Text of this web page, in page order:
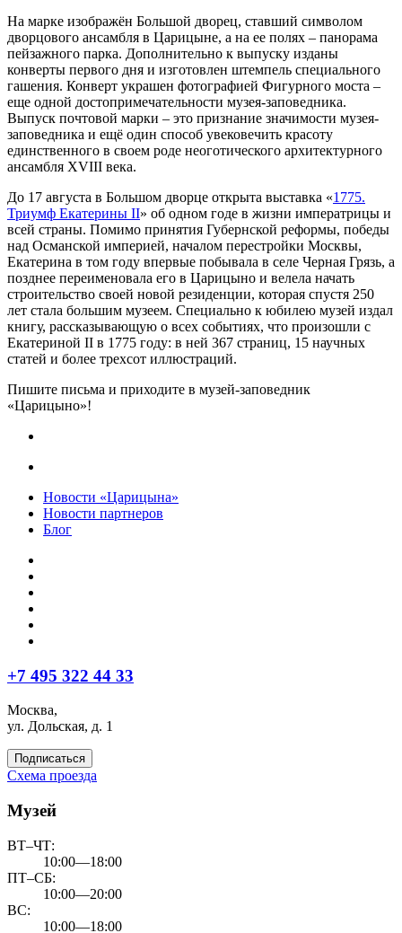
На марке изображён Большой дворец, ставший символом
дворцового ансамбля в Царицыне, а на ее полях – панорама
пейзажного парка. Дополнительно к выпуску изданы
конверты первого дня и изготовлен штемпель специального
гашения. Конверт украшен фотографией Фигурного моста –
еще одной достопримечательности музея-заповедника.
Выпуск почтовой марки – это признание значимости музея-
заповедника и ещё один способ увековечить красоту
единственного в своем роде неоготического архитектурного
ансамбля XVIII века.
До 17 августа в Большом дворце открыта выставка «1775.
Триумф Екатерины II» об одном годе в жизни императрицы и
всей страны. Помимо принятия Губернской реформы, победы
над Османской империей, началом перестройки Москвы,
Екатерина в том году впервые побывала в селе Черная Грязь, а
позднее переименовала его в Царицыно и велела начать
строительство своей новой резиденции, которая спустя 250
лет стала большим музеем. Специально к юбилею музей издал
книгу, рассказывающую о всех событиях, что произошли с
Екатериной II в 1775 году: в ней 367 страниц, 15 научных
статей и более трехсот иллюстраций.
Пишите письма и приходите в музей-заповедник
«Царицыно»!
Новости «Царицына»
Новости партнеров
Блог
+7 495 322 44 33
Москва,
ул. Дольская, д. 1
Подписаться
Схема проезда
Музей
ВТ–ЧТ:
10:00—18:00
ПТ–СБ:
10:00—20:00
ВС:
10:00—18:00